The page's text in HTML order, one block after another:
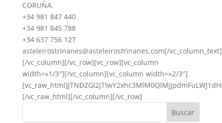
CORUÑA.
+34 981 847 440
+34 981 845 788
+34 637 756 127
asteleirostrinanes@asteleirostrinanes.com[/vc_column_text]
[/vc_column][/vc_row][vc_row][vc_column
width=»1/3″][/vc_column][vc_column width=»2/3″]
[/vc_raw_html][/vc_column][/vc_row]